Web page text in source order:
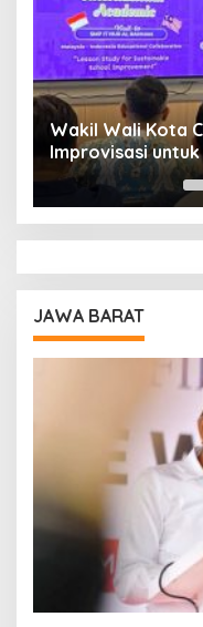
Wakil Wali Kota
Improvisasi
Pendidikan
JAWA BARAT